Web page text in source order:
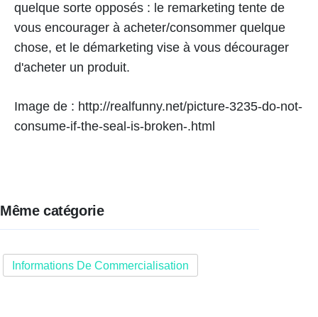
quelque sorte opposés : le remarketing tente de
vous encourager à acheter/consommer quelque
chose, et le démarketing vise à vous décourager
d'acheter un produit.
Image de : http://realfunny.net/picture-3235-do-not-
consume-if-the-seal-is-broken-.html
Même catégorie
Informations De Commercialisation